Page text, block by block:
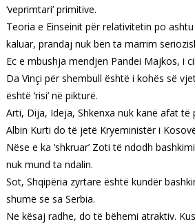
‘veprimtari’ primitive.
Teoria e Einseinit për relativitetin po
kaluar, prandaj nuk bën ta marrim
Ec e mbushja mendjen Pandei Majkos, i
Da Vinçi për shembull është i kohës së
është ‘risi’ në pikturë.
Arti, Dija, Ideja, Shkenxa nuk kanë afat
Albin Kurti do të jetë Kryeministër i
Nëse e ka ‘shkruar’ Zoti të ndodh
nuk mund ta ndalin.
Sot, Shqipëria zyrtare është kundër
shumë se sa Serbia.
Ne kësaj radhe, do të bëhemi atraktiv.